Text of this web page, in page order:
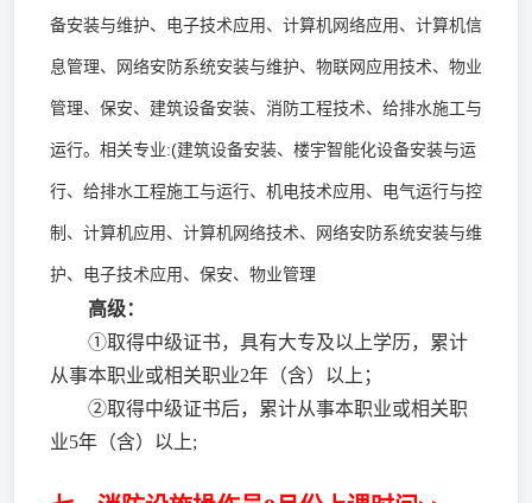
备安装与维护、电子技术应用、计算机网络应用、计算机信
息管理、网络安防系统安装与维护、物联网应用技术、物业
管理、保安、建筑设备安装、消防工程技术、给排水施工与
运行。相关专业:(建筑设备安装、楼宇智能化设备安装与运
行、给排水工程施工与运行、机电技术应用、电气运行与控
制、计算机应用、计算机网络技术、网络安防系统安装与维
护、电子技术应用、保安、物业管理
高级：
①取得中级证书，具有大专及以上学历，累计
从事本职业或相关职业2年（含）以上；
②取得中级证书后，累计从事本职业或相关职
业5年（含）以上;